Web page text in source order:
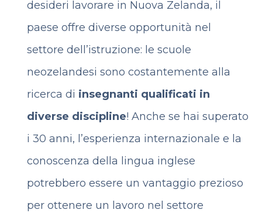
desideri lavorare in Nuova Zelanda, il
paese offre diverse opportunità nel
settore dell’istruzione: le scuole
neozelandesi sono costantemente alla
ricerca di insegnanti qualificati in
diverse discipline! Anche se hai superato
i 30 anni, l’esperienza internazionale e la
conoscenza della lingua inglese
potrebbero essere un vantaggio prezioso
per ottenere un lavoro nel settore